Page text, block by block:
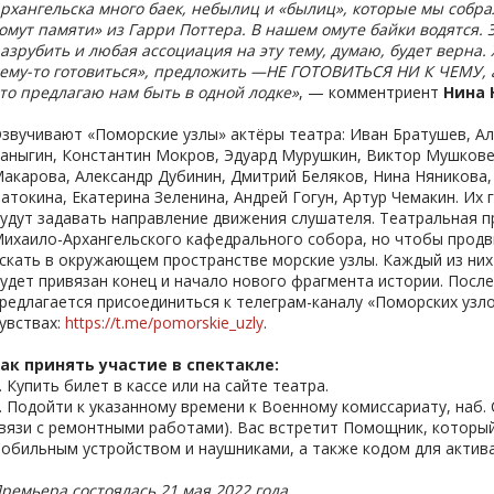
много баек, небылиц и «былиц», которые мы
памяти» из Гарри Поттера. В нашем омуте байки
и любая ассоциация на эту тему, думаю, будет верна.
то готовиться», предложить —НЕ ГОТОВИТЬСЯ НИ К ЧЕМУ,
предлагаю нам быть в одной лодке», — комментриент Нина
«Поморские узлы» актёры театра: Иван Братушев,
Константин Мокров, Эдуард Мурушкин, Виктор
Александр Дубинин, Дмитрий Беляков, Нина
Екатерина Зеленина, Андрей Гогун, Артур Чемакин.
задавать направление движения слушателя.
Архангельского кафедрального собора, но чтобы
в окружающем пространстве морские узлы. Каждый из
привязан конец и начало нового фрагмента истории.
присоединиться к телеграм-каналу «Поморских
https://t.me/pomorskie_uzly.
принять участие в спектакле:
Купить билет в кассе или на сайте театра.
Подойти к указанному времени к Военному комиссариату,
с ремонтными работами). Вас встретит Помощник,
устройством и наушниками, а также кодом для